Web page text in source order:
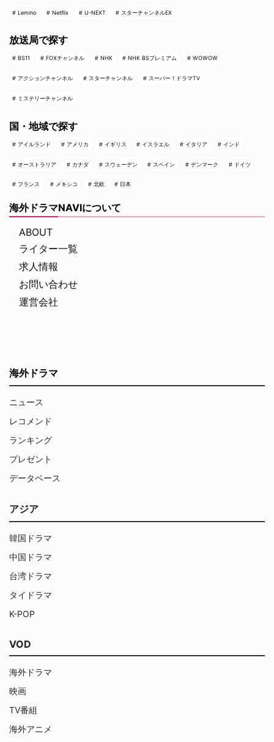
Lemino Netflix U-NEXT スターチャンネルEX
放送局で探す
BS11 FOXチャンネル NHK NHK BSプレミアム WOWOW
アクションチャンネル スターチャンネル スーパー！ドラマTV
ミステリーチャンネル
国・地域で探す
アイルランド アメリカ イギリス イスラエル イタリア インド
オーストラリア カナダ スウェーデン スペイン デンマーク ドイツ
フランス メキシコ 北欧 日本
海外ドラマNAVIについて
ABOUT
ライター一覧
求人情報
お問い合わせ
運営会社
海外ドラマ
ニュース
レコメンド
ランキング
プレゼント
データベース
アジア
韓国ドラマ
中国ドラマ
台湾ドラマ
タイドラマ
K-POP
VOD
海外ドラマ
映画
TV番組
海外アニメ